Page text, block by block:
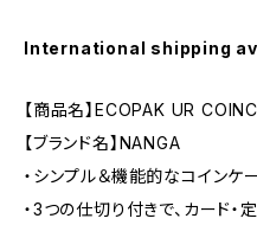
International shipping
【商品名】ECOPAK UR
【ブランド名】NANGA
・シンプル＆機能的なコインケ
・3つの仕切り付きで、カード・